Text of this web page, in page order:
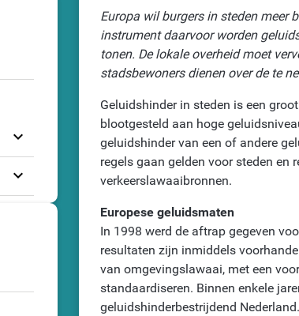
expand_more
expand_more
Europa wil burgers in steden meer
instrument daarvoor worden
tonen. De lokale overheid moet
stadsbewoners dienen over de te
Geluidshinder in steden is een
blootgesteld aan hoge
geluidshinder van een of andere
regels gaan gelden voor steden en
verkeerslawaaibronnen.
Europese geluidsmaten
In 1998 werd de aftrap gegeven
resultaten zijn inmiddels
van omgevingslawaai, met een
standaardiseren. Binnen enkele
geluidshinderbestrijdend